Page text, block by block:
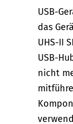
USB-
das
UHS-II
USB-
nicht